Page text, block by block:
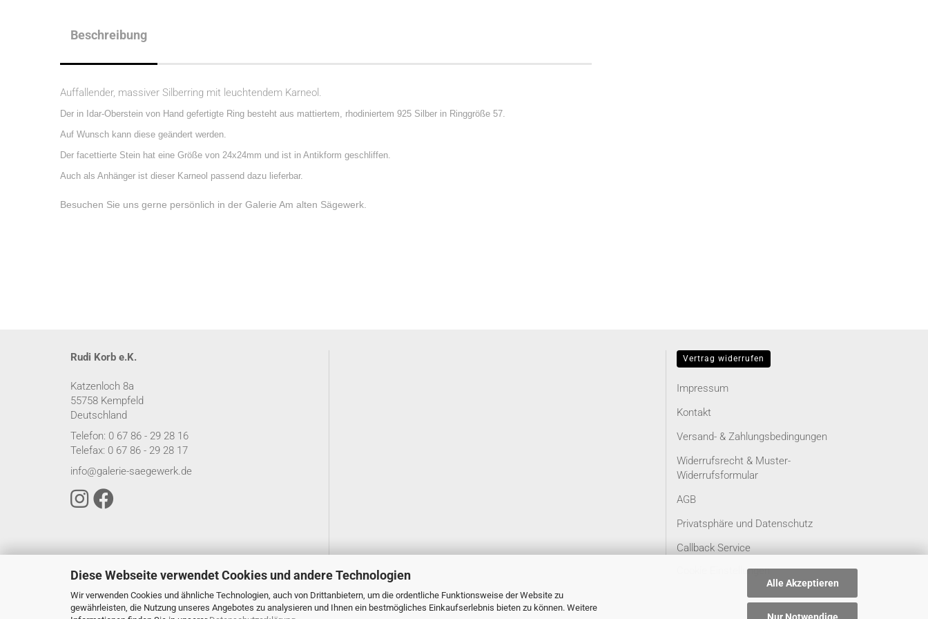
Diese Webseite verwendet Cookies und andere Technologien
Wir verwenden Cookies und ähnliche Technologien, auch von Drittanbietern, um die ordentliche Funktionsweise der Website zu
gewährleisten, die Nutzung unseres Angebotes zu analysieren und Ihnen ein bestmögliches Einkaufserlebnis bieten zu können. Weitere
Alle Akzeptieren
Beschreibung
Auffallender, massiver Silberring mit leuchtendem Karneol.
Der in Idar-Oberstein von Hand gefertigte Ring besteht aus mattiertem, rhodiniertem 925 Silber in Ringgröße 57.
Auf Wunsch kann diese geändert werden.
Der facettierte Stein hat eine Größe von 24x24mm und ist in Antikform geschliffen.
Auch als Anhänger ist dieser Karneol passend dazu lieferbar.
Besuchen Sie uns gerne persönlich in der Galerie Am alten Sägewerk.
Rudi Korb e.K.
Katzenloch 8a
55758 Kempfeld
Deutschland
Telefon: 0 67 86 - 29 28 16
Telefax: 0 67 86 - 29 28 17
info@galerie-saegewerk.de
Vertrag widerrufen
Impressum
Kontakt
Versand- & Zahlungsbedingungen
Widerrufsrecht & Muster-
Widerrufsformular
AGB
Privatsphäre und Datenschutz
Callback Service
Cookie Einstellungen